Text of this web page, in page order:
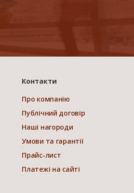
Контакти
Про компанію
Публічний договір
Наші нагороди
Умови та гарантії
Прайс-лист
Платежі на сайті